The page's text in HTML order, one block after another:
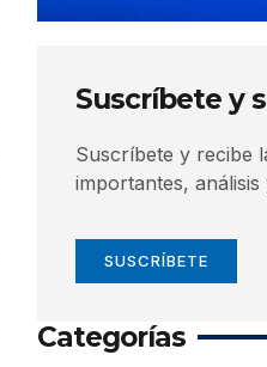
Suscríbete y
Suscríbete y recibe
importantes,
SUSCRÍBETE
Categorías